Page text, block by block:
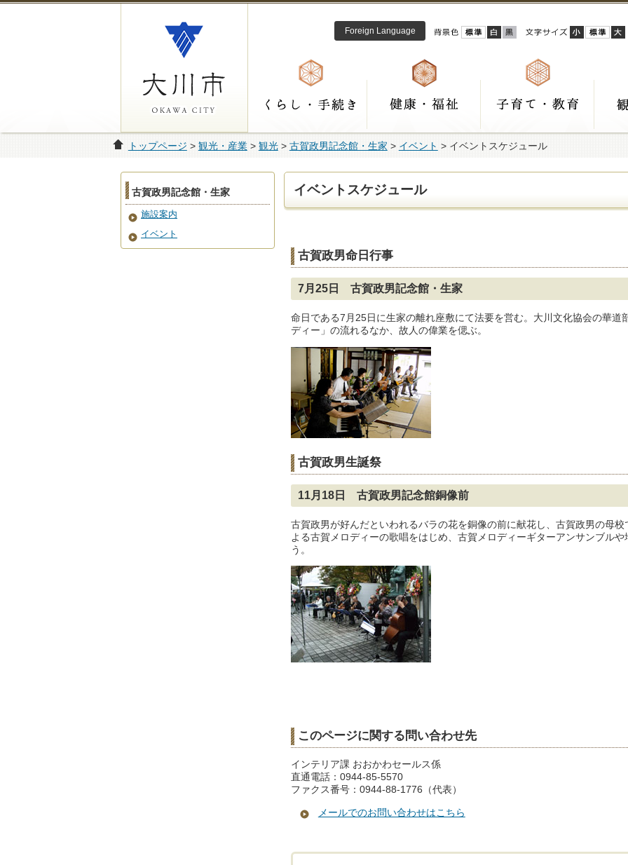
Foreign Language
トップページ > 観光・産業> 観光> 古賀政男記念館・生家 > イベント > イベントスケジュール
イベントスケジュール
古賀政男命日行事
7月25日 古賀政男記念館・生家
命日である7月25日に生家の離れ座敷にて法要を営む。大川文化協会の華道
ディー」の流れるなか、故人の偉業を偲ぶ。
古賀政男生誕祭
11月18日 古賀政男記念館銅像前
古賀政男が好んだといわれるバラの花を銅像の前に献花し、古賀政男の母
よる古賀メロディーの歌唱をはじめ、古賀メロディーギターアンサンブル
う。
このページに関する問い合わせ先
インテリア課 おおかわセールス係
直通電話：0944-85-5570
ファクス番号：0944-88-1776（代表）
メールでのお問い合わせはこちら
古賀政男記念館・生家
施設案内
イベント